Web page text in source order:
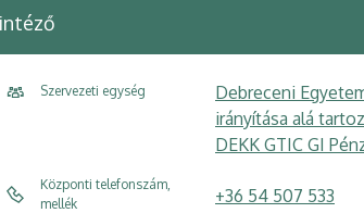
Szervezeti egység
Debreceni
irányítása alá
DEKK GTIC GI
Központi telefonszám,
mellék
+36 54 507 533